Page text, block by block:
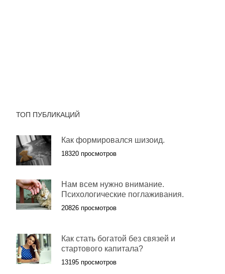
ТОП ПУБЛИКАЦИЙ
Как формировался шизоид.
18320 просмотров
Нам всем нужно внимание.
Психологические поглаживания.
20826 просмотров
Как стать богатой без связей и
стартового капитала?
13195 просмотров